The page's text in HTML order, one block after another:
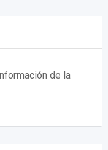
de la